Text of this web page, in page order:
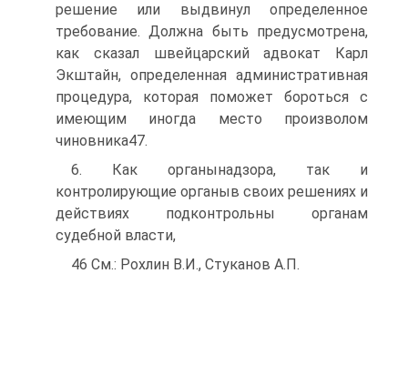
решение или выдвинул определенное
требование. Должна быть предусмотрена,
как сказал швейцарский адвокат Карл
Экштайн, определенная административная
процедура, которая поможет бороться с
имеющим иногда место произволом
чиновника47.
6. Как органынадзора, так и
контролирующие органыв своих решениях и
действиях подконтрольны органам
судебной власти,
46 См.: Рохлин В.И., Стуканов А.П.